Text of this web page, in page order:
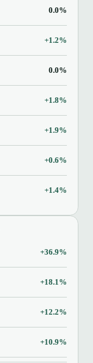
0.0%
+1.2%
0.0%
+1.8%
+1.9%
+0.6%
+1.4%
+36.9%
+18.1%
+12.2%
+10.9%